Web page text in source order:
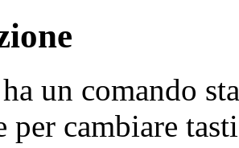
un comando
per cambiare